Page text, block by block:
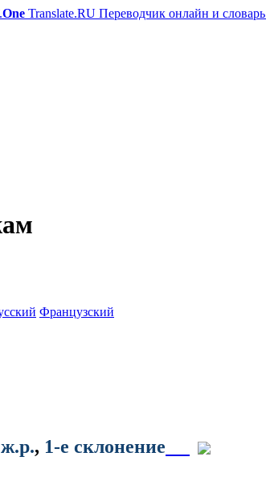
One Translate.RU Переводчик онлайн и словарь
Французский
, 1-е склонение